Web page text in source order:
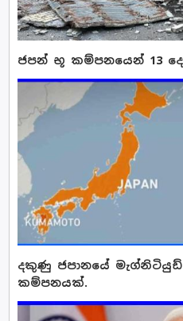
ජපන් භූ කම්පනයෙන් 13
දකුණු ජපානයේ මැග්නිටියුඩ්
කම්පනයක්.